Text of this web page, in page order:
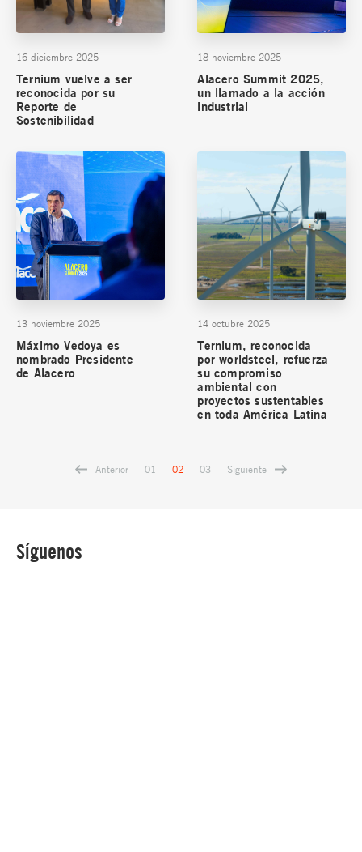
16 diciembre 2025
Ternium vuelve a ser
reconocida por su
Reporte de
Sostenibilidad
18 noviembre 2025
Alacero Summit 2025,
un llamado a la acción
industrial
13 noviembre 2025
Máximo Vedoya es
nombrado Presidente
de Alacero
14 octubre 2025
Ternium, reconocida
por worldsteel, refuerza
su compromiso
ambiental con
proyectos sustentables
en toda América Latina
Anterior 01 02 03 Siguiente
Síguenos